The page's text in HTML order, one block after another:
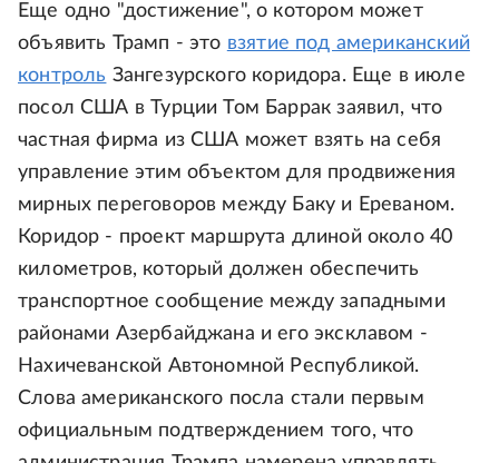
Еще одно "достижение", о котором может
объявить Трамп - это взятие под американский
контроль Зангезурского коридора. Еще в июле
посол США в Турции Том Баррак заявил, что
частная фирма из США может взять на себя
управление этим объектом для продвижения
мирных переговоров между Баку и Ереваном.
Коридор - проект маршрута длиной около 40
километров, который должен обеспечить
транспортное сообщение между западными
районами Азербайджана и его эксклавом -
Нахичеванской Автономной Республикой.
Слова американского посла стали первым
официальным подтверждением того, что